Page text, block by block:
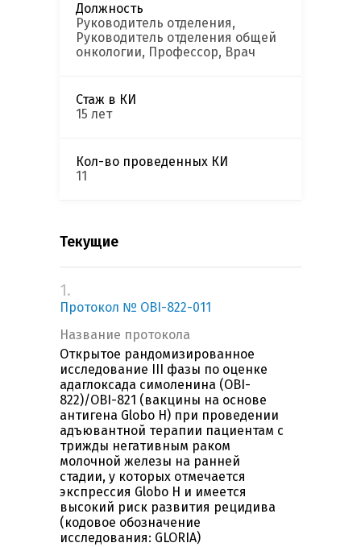
Должность
Руководитель отделения,
Руководитель отделения общей
онкологии, Профессор, Врач
Стаж в КИ
15 лет
Кол-во проведенных КИ
11
Текущие
1.
Протокол № OBI-822-011
Название протокола
Открытое рандомизированное
исследование III фазы по оценке
адаглоксада симоленина (OBI-
822)/OBI-821 (вакцины на основе
антигена Globo H) при проведении
адъювантной терапии пациентам с
трижды негативным раком
молочной железы на ранней
стадии, у которых отмечается
экспрессия Globo H и имеется
высокий риск развития рецидива
(кодовое обозначение
исследования: GLORIA)